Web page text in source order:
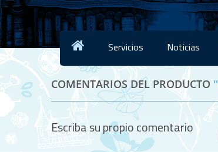
Servicios Noticias
COMENTARIOS DEL PRODUCTO
Escriba su propio comentario